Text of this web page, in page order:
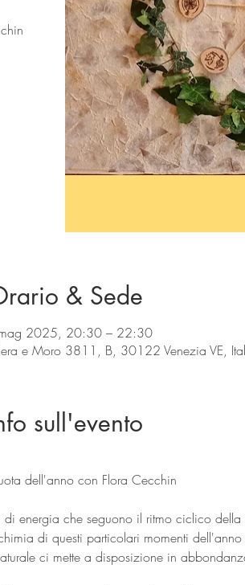
& Sede
2025, 20:30 – 22:30
e Moro 3811, B, 30122 Venezia VE,
sull'evento
dell'anno con Flora Cecchin
energia che seguono il ritmo ciclico
di questi particolari momenti
ci mette a disposizione in